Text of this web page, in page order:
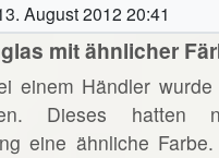
August 2012 20:41
mit ähnlicher
einem Händler wurde
Dieses hatten
eine ähnliche